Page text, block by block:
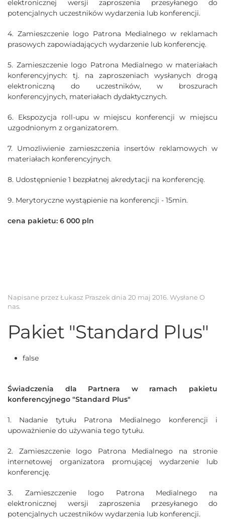
elektronicznej wersji zaproszenia przesyłanego do
potencjalnych uczestników wydarzenia lub konferencji.
4. Zamieszczenie logo Patrona Medialnego w reklamach
prasowych zapowiadających wydarzenie lub konferencję.
5. Zamieszczenie logo Patrona Medialnego w materiałach
konferencyjnych: tj. na zaproszeniach wysłanych drogą
elektroniczną do uczestników, w broszurach
konferencyjnych, materiałach dydaktycznych.
6. Ekspozycja roll-upu w miejscu konferencji w miejscu
uzgodnionym z organizatorem.
7. Umozliwienie zamieszczenia insertów reklamowych w
materiałach konferencyjnych.
8. Udostępnienie 1 bezpłatnej akredytacji na konferencję.
9. Merytoryczne wystąpienie na konferencji - 15min.
cena pakietu: 6 000 pln
Napisane przez Łukasz Praszek dnia 20 maj 2016. Wysłane O
nas.
Pakiet "Standard Plus"
false
Świadczenia dla Partnera w ramach pakietu
konferencyjnego "Standard Plus"
1. Nadanie tytułu Patrona Medialnego konferencji i
upoważnienie do używania tego tytułu.
2. Zamieszczenie logo Patrona Medialnego na stronie
internetowej organizatora promującej wydarzenie lub
konferencję.
3. Zamieszczenie logo Patrona Medialnego na
elektronicznej wersji zaproszenia przesyłanego do
potencjalnych uczestników wydarzenia lub konferencji.